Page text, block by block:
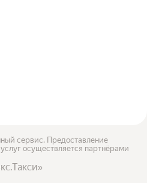
сервис. Предоставление
осуществляется партнёрами